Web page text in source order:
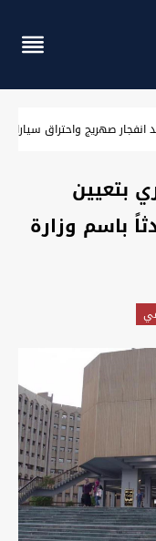
المحجبات والقضاء يستدعيه
بتعيين
باسم وزارة